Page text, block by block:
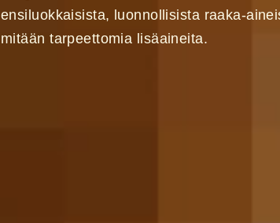
ensiluokkaisista, luonnollisista raaka-
mitään tarpeettomia lisäaineita.